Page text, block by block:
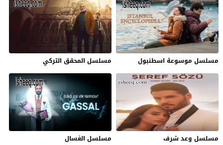
مسلسل موسوعة اسطنبول مسلسل المحقق التركي
مسلسل وعد شرف مسلسل الغسال